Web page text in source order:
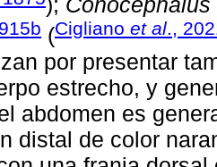
(Cigliano et al.,
por presentar
estrecho, y
abdomen es
distal de color